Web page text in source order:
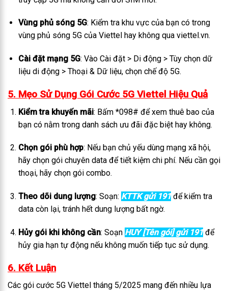
Vùng phủ sóng 5G: Kiểm tra khu vực của bạn có trong
vùng phủ sóng 5G của Viettel hay không qua viettel.vn.
Cài đặt mạng 5G: Vào Cài đặt > Di động > Tùy chọn dữ
liệu di động > Thoại & Dữ liệu, chọn chế độ 5G.
5. Mẹo Sử Dụng Gói Cước 5G Viettel Hiệu Quả
Kiểm tra khuyến mãi: Bấm *098# để xem thuê bao của
bạn có nằm trong danh sách ưu đãi đặc biệt hay không.
Chọn gói phù hợp: Nếu bạn chủ yếu dùng mạng xã hội,
hãy chọn gói chuyên data để tiết kiệm chi phí. Nếu cần gọi
thoại, hãy chọn gói combo.
Theo dõi dung lượng: Soạn: KTTK gửi 191để kiểm tra
data còn lại, tránh hết dung lượng bất ngờ.
Hủy gói khi không cần: Soạn HUY [Tên gói] gửi 191để
hủy gia hạn tự động nếu không muốn tiếp tục sử dụng.
6. Kết Luận
Các gói cước 5G Viettel tháng 5/2025 mang đến nhiều lựa